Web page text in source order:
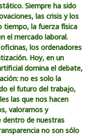
Siempre ha sido
las crisis y los
tiempo, la fuerza física
el mercado laboral.
los ordenadores
Hoy, en un
domina el debate,
no es solo la
el futuro del trabajo,
las que nos hacen
valoramos y
dentro de nuestras
no son sólo